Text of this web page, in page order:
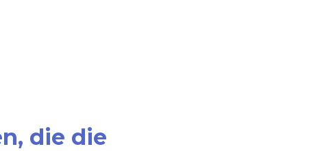
die die